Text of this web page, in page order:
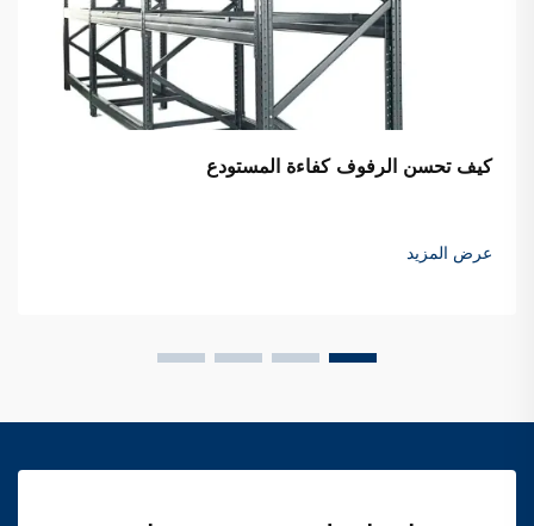
كيف تحسن الرفوف كفاءة المستودع
عرض المزيد